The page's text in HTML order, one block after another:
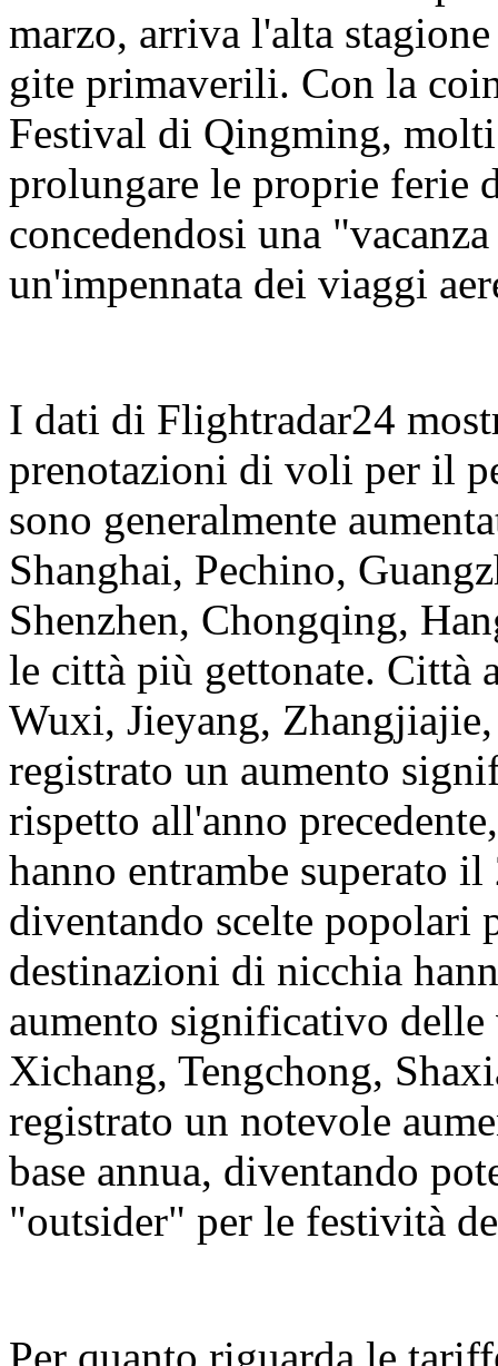
marzo, arriva l'alta
gite primaverili. Con la
Festival di Qingming,
prolungare le proprie ferie
concedendosi una
un'impennata dei viaggi
I dati di Flightradar24
prenotazioni di voli per il
sono generalmente
Shanghai, Pechino,
Shenzhen, Chongqing,
le città più gettonate. Città
Wuxi, Jieyang,
registrato un aumento
rispetto all'anno
hanno entrambe superato
diventando scelte popolari
destinazioni di nicchia
aumento significativo
Xichang, Tengchong,
registrato un notevole
base annua, diventando
"outsider" per le festività
Per quanto riguarda le